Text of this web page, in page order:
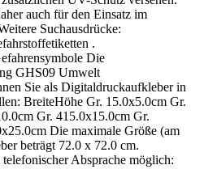
auch für den Einsatz im
Suchausdrücke:
.
Die
GHS09 Umwelt
Sie als Digitaldruckaufkleber in
BreiteHöhe Gr. 15.0x5.0cm Gr.
Gr. 415.0x15.0cm Gr.
Die maximale Größe (am
beträgt 72.0 x 72.0 cm.
Absprache möglich: